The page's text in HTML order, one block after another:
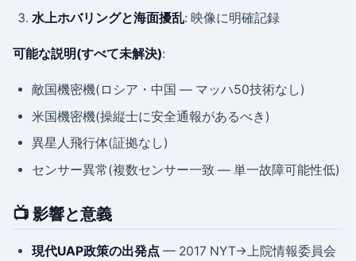
水上ホバリングと海面擾乱: 映像に明確記録
可能な説明(すべて未解決):
敵国機密機(ロシア・中国 — マッハ50技術なし)
米国機密機(操縦士に安全通報があるべき)
異星人飛行体(証拠なし)
センサー異常(複数センサー一致 — 単一故障可能性低)
📺 影響と意義
現代UAP政策の出発点 — 2017 NYT→上院情報委員会